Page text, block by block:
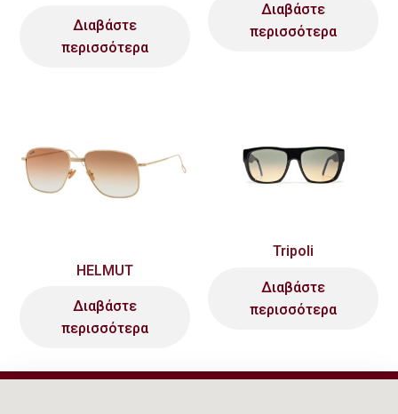
Διαβάστε
περισσότερα
Διαβάστε
περισσότερα
HELMUT
Διαβάστε
περισσότερα
Tripoli
Διαβάστε
περισσότερα